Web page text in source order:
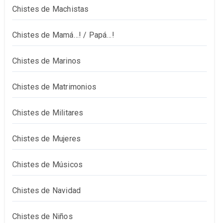
Chistes de Machistas
Chistes de Mamá…! / Papá…!
Chistes de Marinos
Chistes de Matrimonios
Chistes de Militares
Chistes de Mujeres
Chistes de Músicos
Chistes de Navidad
Chistes de Niños